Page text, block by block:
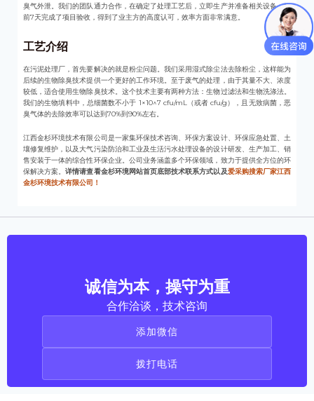
臭气外泄。我们的团队通力合作，在确定了处理工艺后，立即生产并准备相关设备，提
前7天完成了项目验收，得到了业主方的高度认可，效率方面非常满意。
工艺介绍
在污泥处理厂，首先要解决的就是粉尘问题。我们采用湿式除尘法去除粉尘，这样能为
后续的生物除臭技术提供一个更好的工作环境。至于废气的处理，由于其量不大、浓度
较低，适合使用生物除臭技术。这个技术主要有两种方法：生物过滤法和生物洗涤法。
我们的生物填料中，总细菌数不小于 1×10^7 cfu/mL（或者 cfu/g），且无致病菌，恶
臭气体的去除效率可以达到70%到90%左右。
江西金杉环境技术有限公司是一家集环保技术咨询、环保方案设计、环保应急处置、土
壤修复维护，以及大气污染防治和工业及生活污水处理设备的设计研发、生产加工、销
售安装于一体的综合性环保企业。公司业务涵盖多个环保领域，致力于提供全方位的环
保解决方案。详情请查看金杉环境网站首页底部技术联系方式以及爱采购搜索厂家江西
金杉环境技术有限公司！
诚信为本，操守为重
合作洽谈，技术咨询
添加微信
拨打电话